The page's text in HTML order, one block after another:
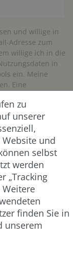
und willige in
Adresse zum
willige ich in die
in
ein. Meine
Eine
ein Pflichtfeld.
zu
unserer
und
selbst
werden
„Tracking
Weitere
finden Sie in
unserem